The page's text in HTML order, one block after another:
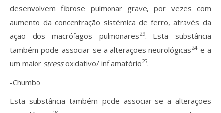
desenvolvem fibrose pulmonar grave, por vezes com
aumento da concentração sistémica de ferro, através da
ação dos macrófagos pulmonares29. Esta substância
também pode associar-se a alterações neurológicas24e a
um maior stressoxidativo/ inflamatório27.
-Chumbo
Esta substância também pode associar-se a alterações